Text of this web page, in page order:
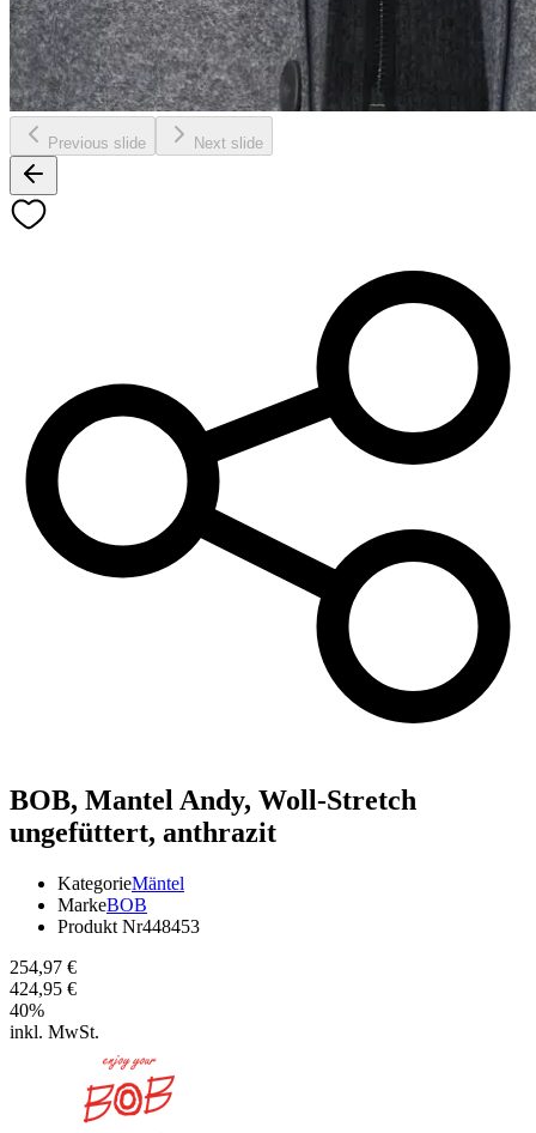
Previous slide Next slide
BOB, Mantel Andy, Woll-Stretch
ungefüttert, anthrazit
KategorieMäntel
MarkeBOB
Produkt Nr448453
254,97 €
424,95 €
40%
inkl. MwSt.